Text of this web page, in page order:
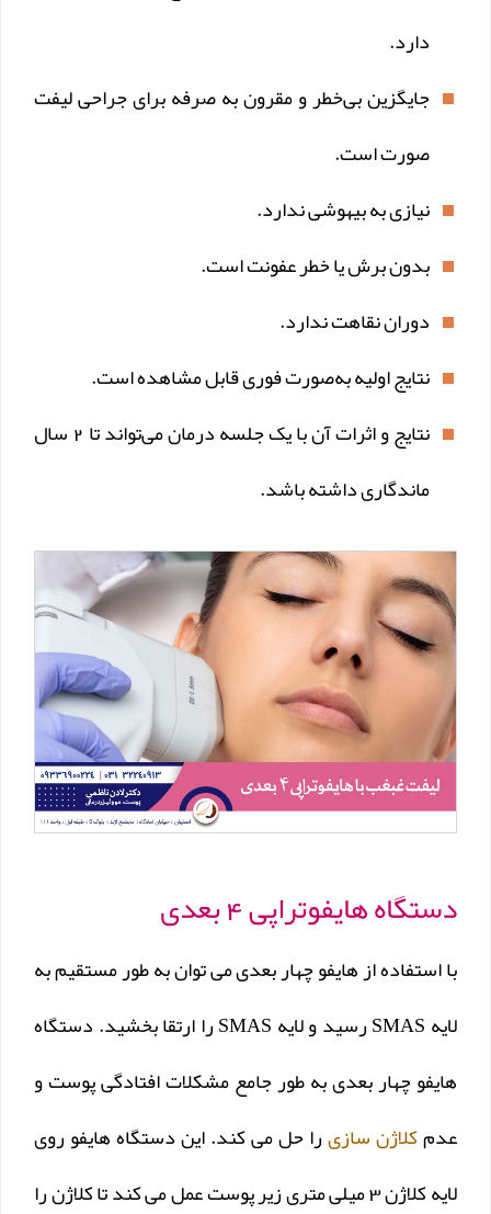
دارد.
جایگزین بی‌خطر و مقرون به صرفه برای جراحی لیفت
صورت است.
نیازی به بیهوشی ندارد.
بدون برش یا خطر عفونت است.
دوران نقاهت ندارد.
نتایج اولیه به‌صورت فوری قابل مشاهده است.
نتایج و اثرات آن با یک جلسه درمان می‌تواند تا 2 سال
ماندگاری داشته باشد.
دستگاه هایفوتراپی 4 بعدی
با استفاده از هایفو چهار بعدی می توان به طور مستقیم به
لایه SMAS رسید و لایه SMAS را ارتقا بخشید. دستگاه
هایفو چهار بعدی به طور جامع مشکلات افتادگی پوست و
عدمکلاژن سازیرا حل می کند. این دستگاه هایفو روی
لایه کلاژن 3 میلی متری زیر پوست عمل می کند تا کلاژن را